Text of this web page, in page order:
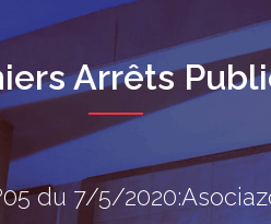
Arrêts
du 7/5/